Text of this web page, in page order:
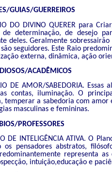
GUIAS/GUERREIROS
DO DIVINO QUERER para
de determinação, de desejo
deles. Geralmente
seguidores. Este Raio
externa, dinâmica, ação
ACADÊMICOS
DE AMOR/SABEDORIA. Essas
contas, iluminação. O
a sabedoria com amor
masculinas e femininas.
PROFESSORES
DE INTELIGÊNCIA ATIVA. O
pensadores abstratos,
representa
intuição,educação e